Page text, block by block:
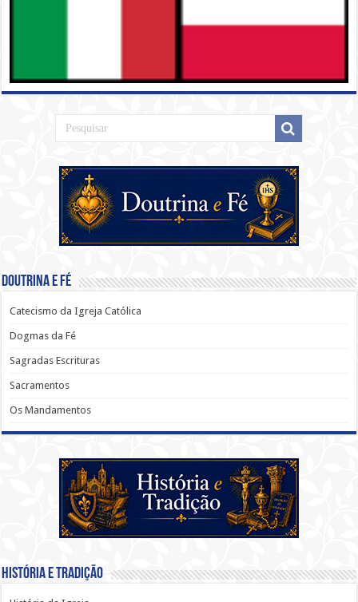
Doutrina e Fé
Catecismo da Igreja Católica
Dogmas da Fé
Sagradas Escrituras
Sacramentos
Os Mandamentos
História e Tradição